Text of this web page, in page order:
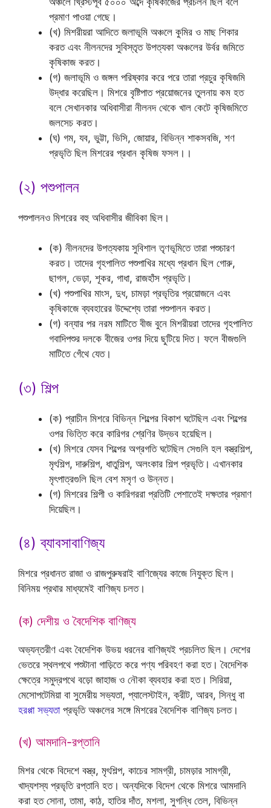
প্রমাণ পাওয়া গেছে।
(খ) মিশরীয়রা আদিতে জলাভূমি অঞ্চলে কুমির ও মাছ শিকার
করত এবং নীলনদের সুবিস্তৃত উপত্যকা অঞ্চলের উর্বর জমিতে
কৃষিকাজ করত।
(গ) জলাভূমি ও জঙ্গল পরিষ্কার করে পরে তারা প্রচুর কৃষিজমি
উদ্ধার করেছিল। মিশরে বৃষ্টিপাত প্রয়োজনের তুলনায় কম হত
বলে সেখানকার অধিবাসীরা নীলনদ থেকে খাল কেটে কৃষিজমিতে
জলসেচ করত।
(ঘ) গম, যব, ভুট্টা, ভিসি, জোয়ার, বিভিন্ন শাকসবজি, শণ
প্রভৃতি ছিল মিশরের প্রধান কৃষিজ ফসল।।
(২) পশুপালন
পশুপালনও মিশরের বহু অধিবাসীর জীবিকা ছিল।
(ক) নীলনদের উপত্যকায় সুবিশাল তৃণভূমিতে তারা পশুচারণ
করত। তাদের গৃহপালিত পশুপাখির মধ্যে প্রধান ছিল গোরু,
ছাগল, ভেড়া, শূকর, গাধা, রাজহাঁস প্রভৃতি।
(খ) পশুপাখির মাংস, দুধ, চামড়া প্রভৃতির প্রয়োজনে এবং
কৃষিকাজে ব্যবহারের উদ্দেশ্যে তারা পশুপালন করত।
(গ) বন্যার পর নরম মাটিতে বীজ বুনে মিশরীয়রা তাদের গৃহপালিত
গবাদিপশুর দলকে বীজের ওপর দিয়ে ছুটিয়ে দিত। ফলে বীজগুলি
মাটিতে গেঁথে যেত।
(৩) শিল্প
(ক) প্রাচীন মিশরে বিভিন্ন শিল্পের বিকাশ ঘটেছিল এবং শিল্পের
ওপর ভিত্তি করে কারিগর শ্রেণির উদ্ভব হয়েছিল।
(খ) মিশরে যেসব শিল্পের অগ্রগতি ঘটেছিল সেগুলি হল বস্ত্রশিল্প,
মৃৎশিল্প, দারুশিল্প, ধাতুশিল্প, অলংকার শিল্প প্রভৃতি। এখানকার
মৃৎপাত্রগুলি ছিল বেশ মসৃণ ও উন্নত।
(গ) মিশরের শিল্পী ও কারিগররা প্রতিটি পেশাতেই দক্ষতার প্রমাণ
দিয়েছিল।
(৪) ব্যাবসাবাণিজ্য
মিশরে প্রধানত রাজা ও রাজপুরুষরাই বাণিজ্যের কাজে নিযুক্ত ছিল।
বিনিময় প্রথার মাধ্যমেই বাণিজ্য চলত।
(ক) দেশীয় ও বৈদেশিক বাণিজ্য
অভ্যন্তরীণ এবং বৈদেশিক উভয় ধরনের বাণিজ্যই প্রচলিত ছিল। দেশের
ভেতরে স্থলপথে পশুটানা গাড়িতে করে পণ্য পরিবহণ করা হত। বৈদেশিক
ক্ষেত্রে সমুদ্রপথে বড়ো জাহাজ ও নৌকা ব্যবহার করা হত। সিরিয়া,
মেসোপটেমিয়া বা সুমেরীয় সভ্যতা, প্যালেস্টাইন, ক্রীট, আরব, সিন্ধু বা
হরপ্পা সভ্যতাপ্রভৃতি অঞ্চলের সঙ্গে মিশরের বৈদেশিক বাণিজ্য চলত।
(খ) আমদানি-রপ্তানি
মিশর থেকে বিদেশে বস্ত্র, মৃৎশিল্প, কাচের সামগ্রী, চামড়ার সামগ্রী,
খাদ্যশস্য প্রভৃতি রপ্তানি হত। অন্যদিকে বিদেশ থেকে মিশরে আমদানি
করা হত সোনা, তামা, কাঠ, হাতির দাঁত, মশলা, সুগন্ধি তেল, বিভিন্ন